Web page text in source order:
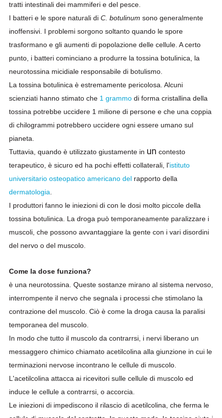
tratti intestinali dei mammiferi e del pesce.
I batteri e le spore naturali di C. botulinum sono generalmente
inoffensivi. I problemi sorgono soltanto quando le spore
trasformano e gli aumenti di popolazione delle cellule. A certo
punto, i batteri cominciano a produrre la tossina botulinica, la
neurotossina micidiale responsabile di botulismo.
La tossina botulinica è estremamente pericolosa. Alcuni
scienziati hanno stimato che 1 grammodi forma cristallina della
tossina potrebbe uccidere 1 milione di persone e che una coppia
di chilogrammi potrebbero uccidere ogni essere umano sul
pianeta.
Tuttavia, quando è utilizzato giustamente in un contesto
terapeutico, è sicuro ed ha pochi effetti collaterali, l'istituto
universitario osteopatico americano delrapporto della
dermatologia.
I produttori fanno le iniezioni di con le dosi molto piccole della
tossina botulinica. La droga può temporaneamente paralizzare i
muscoli, che possono avvantaggiare la gente con i vari disordini
del nervo o del muscolo.
Come la dose funziona?
è una neurotossina. Queste sostanze mirano al sistema nervoso,
interrompente il nervo che segnala i processi che stimolano la
contrazione del muscolo. Ciò è come la droga causa la paralisi
temporanea del muscolo.
In modo che tutto il muscolo da contrarrsi, i nervi liberano un
messaggero chimico chiamato acetilcolina alla giunzione in cui le
terminazioni nervose incontrano le cellule di muscolo.
L'acetilcolina attacca ai ricevitori sulle cellule di muscolo ed
induce le cellule a contrarrsi, o accorcia.
Le iniezioni di impediscono il rilascio di acetilcolina, che ferma le